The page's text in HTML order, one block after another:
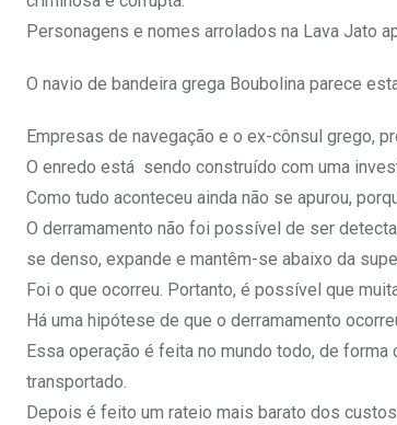
Personagens e nomes arrolados na Lava Jato
O navio de bandeira grega Boubolina parece
Empresas de navegação e o ex-cônsul grego,
O enredo está sendo construído com uma
Como tudo aconteceu ainda não se apurou,
O derramamento não foi possível de ser
se denso, expande e mantêm-se abaixo da
Foi o que ocorreu. Portanto, é possível que
Há uma hipótese de que o derramamento
Essa operação é feita no mundo todo, de
transportado.
Depois é feito um rateio mais barato dos